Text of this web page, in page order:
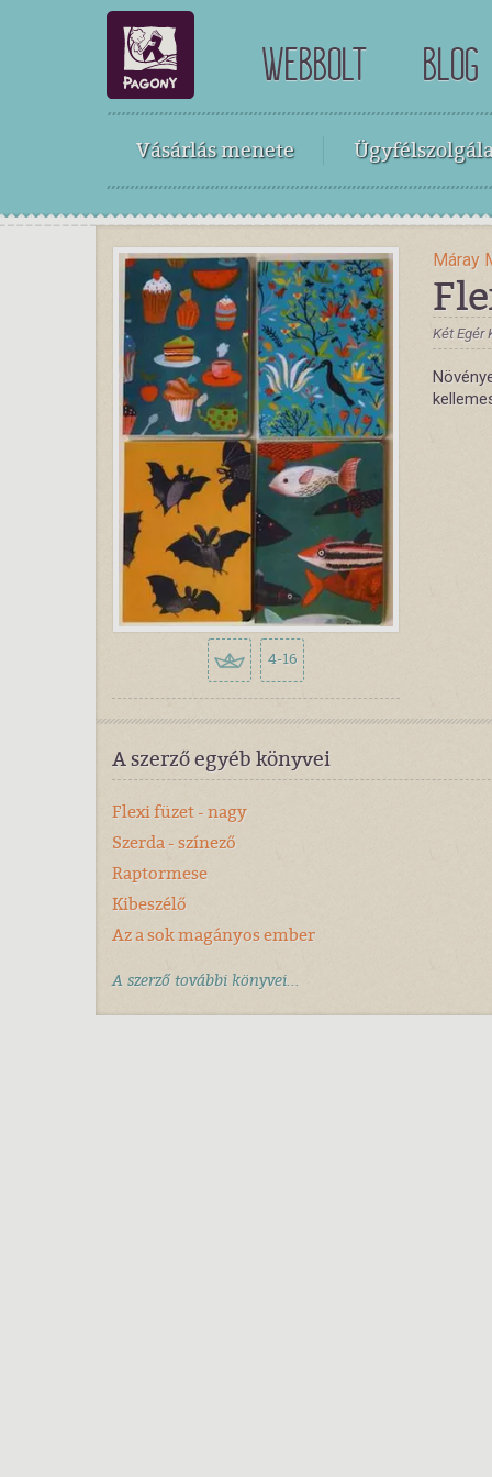
WEBBOLT BLOG
Vásárlás menete
4-16
Máray
Két Egér
A szerző egyéb könyvei
Flexi füzet - nagy
Szerda - színező
Raptormese
Kibeszélő
Az a sok magányos ember
A szerző további könyvei...